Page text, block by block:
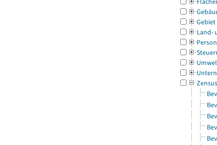
Gebiet
Land-
Zensus